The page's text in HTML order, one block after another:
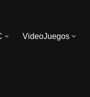
VideoJuegos